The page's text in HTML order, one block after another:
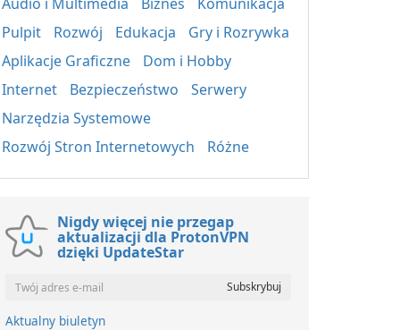
Pulpit
Rozwój Edukacja
Gry i Rozrywka
Aplikacje Graficzne
Dom i Hobby
Internet
Bezpieczeństwo
Serwery
Narzędzia Systemowe
Rozwój Stron Internetowych
Różne
Nigdy więcej nie przegap
aktualizacji dla ProtonVPN
dzięki UpdateStar
Aktualny biuletyn